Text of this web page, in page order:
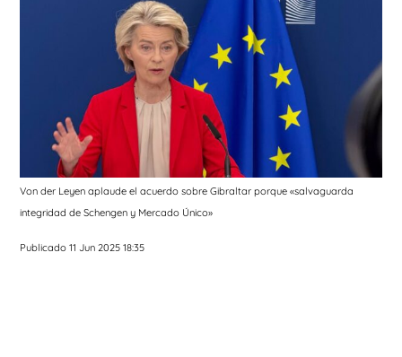
Von der Leyen aplaude el acuerdo sobre Gibraltar porque «salvaguarda
integridad de Schengen y Mercado Único»
Publicado 11 Jun 2025 18:35